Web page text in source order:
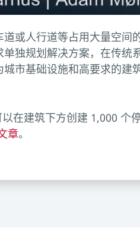
或人行道等占用大量空间
独规划解决方案，在传统
市基础设施和高要求的建
在建筑下方创建 1,000 个
章。